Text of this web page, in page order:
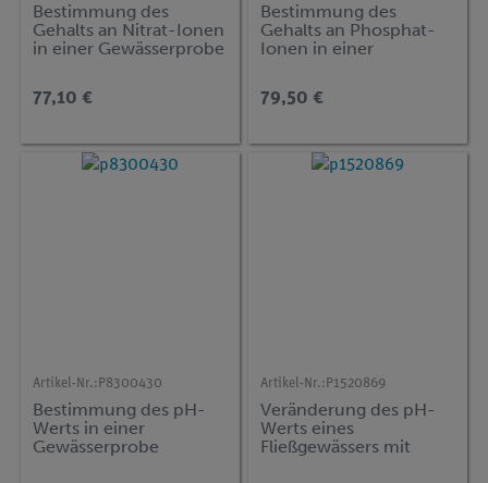
Bestimmung des
Gehalts an Nitrat-Ionen
in einer Gewässerprobe
77,10 €
Bestimmung des
Gehalts an Phosphat-
Ionen in einer
79,50 €
Artikel-Nr.: P8300430
Bestimmung des pH-
Werts in einer
Gewässerprobe
Artikel-Nr.: P1520869
Veränderung des pH-
Werts eines
Fließgewässers mit